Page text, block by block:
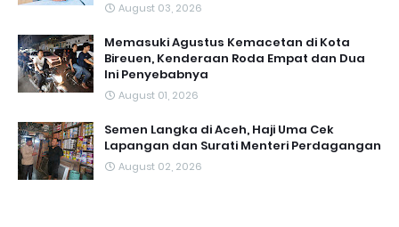
August 03, 2026
Memasuki Agustus Kemacetan di Kota
Bireuen, Kenderaan Roda Empat dan Dua
Ini Penyebabnya
August 01, 2026
Semen Langka di Aceh, Haji Uma Cek
Lapangan dan Surati Menteri Perdagangan
August 02, 2026